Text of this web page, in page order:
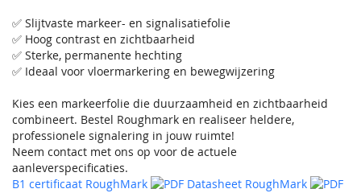
✅ Slijtvaste markeer- en signalisatiefolie
✅ Hoog contrast en zichtbaarheid
✅ Sterke, permanente hechting
✅ Ideaal voor vloermarkering en bewegwijzering
Kies een markeerfolie die duurzaamheid en zichtbaarheid
combineert. Bestel Roughmark en realiseer heldere,
professionele signalering in jouw ruimte!
Neem contact met ons op voor de actuele
aanleverspecificaties.
B1 certificaat RoughMark
Datasheet RoughMark